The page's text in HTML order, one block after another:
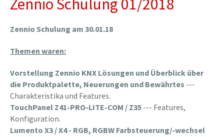
Zennio Schulung 01/2018
Zennio Schulung am 30.01.18
Themen waren:
Vorstellung Zennio KNX Lösungen und Überblick über
die Produktpalette, Neuerungen und Bewährtes ---
Charakteristika und Features.
TouchPanel Z41-PRO-LITE-COM / Z35 --- Features,
Konfiguration.
Lumento X3 / X4 - RGB, RGBW Farbsteuerung/-wechsel